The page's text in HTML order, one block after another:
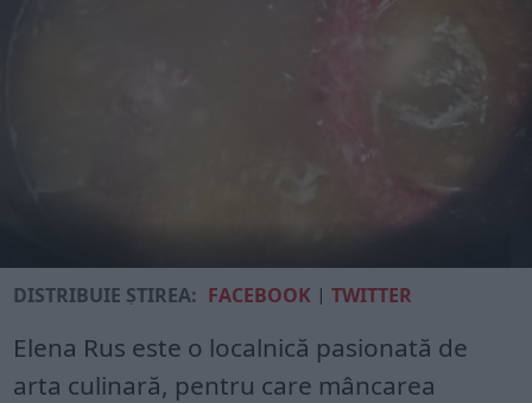
DISTRIBUIE ȘTIREA: FACEBOOK |TWITTER
Elena Rus este o localnică pasionată de
arta culinară, pentru care mâncarea